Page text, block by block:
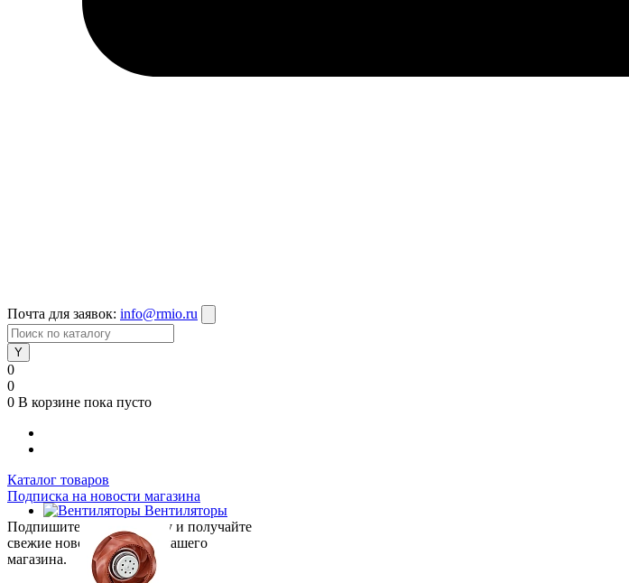
Почта для заявок: info@rmio.ru
0
0
0 В корзине пока пусто
Каталог товаров
Вентиляторы
Подписка на новости магазина
Подпишитесь на рассылку и получайте
свежие новости и акции нашего
магазина.